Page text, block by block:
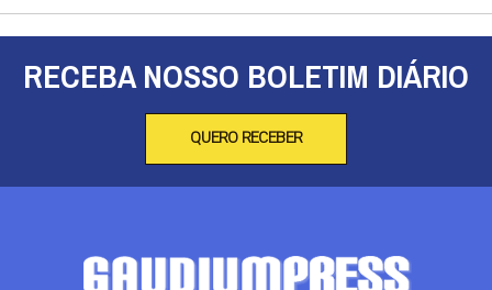
RECEBA NOSSO BOLETIM DIÁRIO
QUERO RECEBER